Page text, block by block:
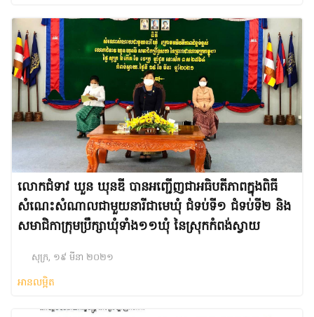
លោកជំទាវ ឃួន ឃុនឌី បានអញ្ជើញជាអធិបតីភាពក្នុងពិធី
សំណេះសំណាលជាមួយនារីជាមេឃុំ ជំទប់ទី១ ជំទប់ទី២ និង
សមាជិកាក្រុមប្រឹក្សាឃុំទាំង១១ឃុំ នៃស្រុកកំពង់ស្វាយ
សុក្រ, ១៩ មីនា ២០២១
អានលម្អិត